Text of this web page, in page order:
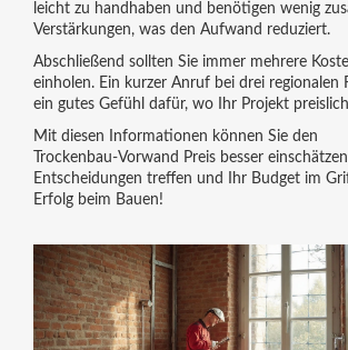
leicht zu handhaben und benötigen wenig
Verstärkungen, was den Aufwand reduziert.
Abschließend sollten Sie immer mehrere
einholen. Ein kurzer Anruf bei drei regionalen
ein gutes Gefühl dafür, wo Ihr Projekt
Mit diesen Informationen können Sie den
Trockenbau‑Vorwand Preis besser
Entscheidungen treffen und Ihr Budget im
Erfolg beim Bauen!